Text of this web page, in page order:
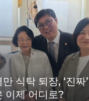
식탁 퇴장, ‘진짜’
이제 어디로?